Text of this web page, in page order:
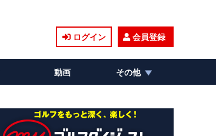
ログイン 会員登録
動画 その他